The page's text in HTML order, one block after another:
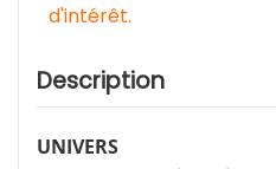
d'intérêt.
Description
UNIVERS